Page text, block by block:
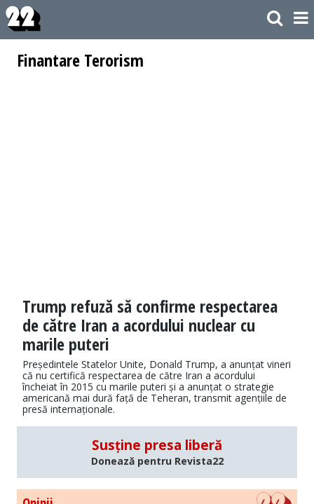
Finantare Terorism
Trump refuză să confirme respectarea
de către Iran a acordului nuclear cu
marile puteri
Președintele Statelor Unite, Donald Trump, a anunțat vineri
că nu certifică respectarea de către Iran a acordului
încheiat în 2015 cu marile puteri și a anunțat o strategie
americană mai dură față de Teheran, transmit agențiile de
presă internaționale.
Susține presa liberă
Donează pentru Revista22